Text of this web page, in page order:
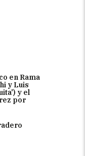
en Rama
y Luis
y el
por